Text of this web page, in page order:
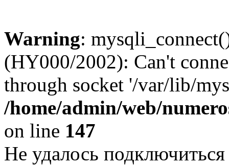
Warning:
(HY000/2002): Can't
through socket '/var/lib/
/home/admin/web/
on line 147
Не удалось